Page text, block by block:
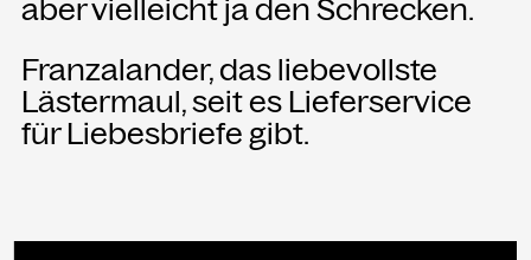
aber vielleicht ja den Schrecken.
Franzalander, das liebevollste
Lästermaul, seit es Lieferservice
für Liebesbriefe gibt.